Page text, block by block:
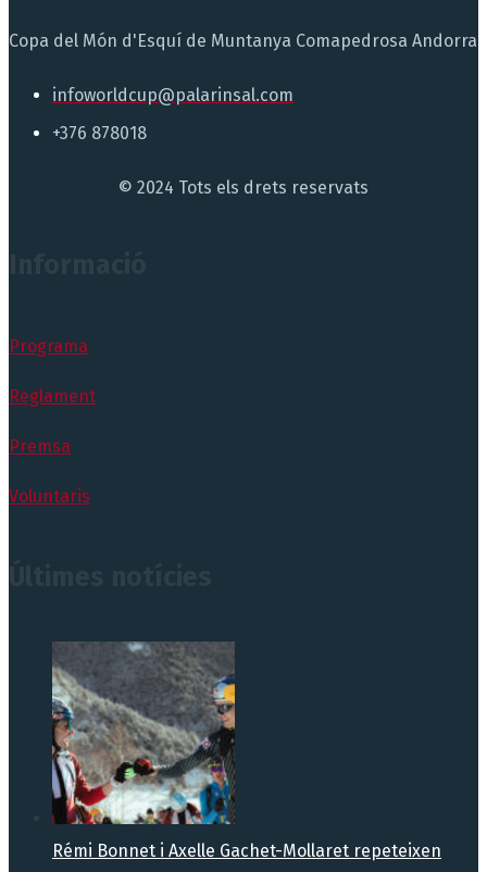
Copa del Món d'Esquí de Muntanya Comapedrosa Andorra
infoworldcup@palarinsal.com
+376 878018
© 2024 Tots els drets reservats
Programa
Reglament
Premsa
Voluntaris
Rémi Bonnet i Axelle Gachet-Mollaret repeteixen